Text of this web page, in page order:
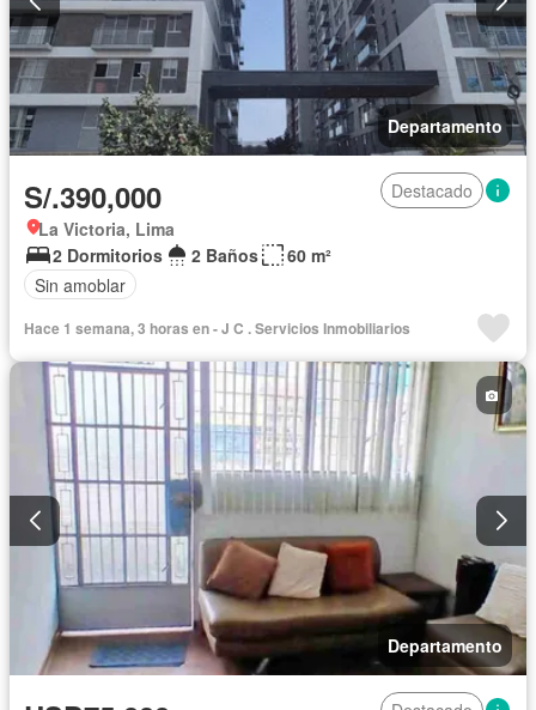
Departamento
S/.390,000
Destacado
La Victoria, Lima
2 Dormitorios
2 Baños
60 m²
Sin amoblar
Hace 1 semana, 3 horas en - J C . Servicios Inmobiliarios
Departamento